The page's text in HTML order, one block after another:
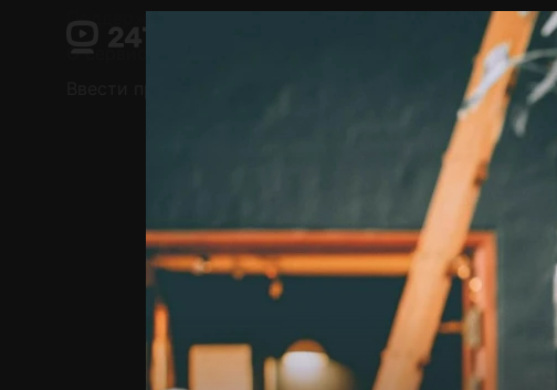
Поддержка:support@24h.tv
Бесплатные